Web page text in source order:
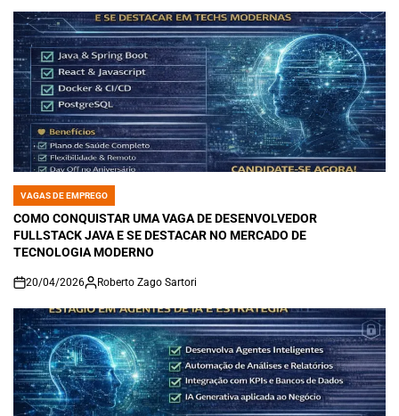
POSTED
IN
VAGAS DE EMPREGO
COMO CONQUISTAR UMA VAGA DE DESENVOLVEDOR
FULLSTACK JAVA E SE DESTACAR NO MERCADO DE
TECNOLOGIA MODERNO
on
20/04/2026 Roberto Zago Sartori